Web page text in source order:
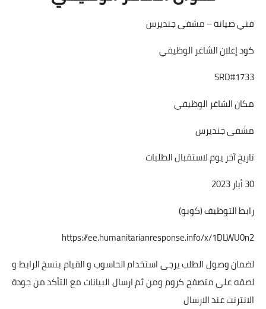
فني صيانة – مشفى جنديرس
كود إعلان الشاغر الوظيفي
SRD#1733
مكان الشاغر الوظيفي
مشفى جنديرس
تاريخ آخر يوم لاستقبال الطلبات
30 أيار 2023
رابط التوظيف (كوبو)
https://ee.humanitarianresponse.info/x/1DLWU0n2
لضمان وصول الطلب يرجى استخدام الحاسوب و القيام بنسخ الرابط و
لصقه على متصفح كروم ومن ثم ارسال البيانات مع التأكد من جودة
الانترنت عند الارسال